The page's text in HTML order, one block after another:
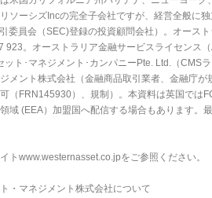
ソーシズIncの完全子会社ですが、経営全般に
委員会（SEC)登録の投資顧問会社）。オース
923。オーストラリア金融サービスライセンス
ット･マネジメント･カンパニーPte. Ltd.（
メント株式会社（金融商品取引業者、金融庁
（FRN145930）、規制）。本資料は英国では
域 (EEA）加盟国へ配信する場合もあります
トwww.westernasset.co.jpをご参照ください。
・マネジメント株式会社について